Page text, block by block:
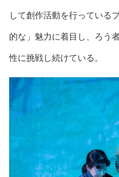
して創作活動を行っている
的な」魅力に着目し、ろう
性に挑戦し続けている。